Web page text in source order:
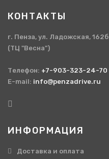
КОНТАКТЫ
г. Пенза, ул. Ладожская, 162б
(ТЦ "Весна")
Телефон: +7-903-323-24-70
E-mail: info@penzadrive.ru
ИНФОРМАЦИЯ
Доставка и оплата